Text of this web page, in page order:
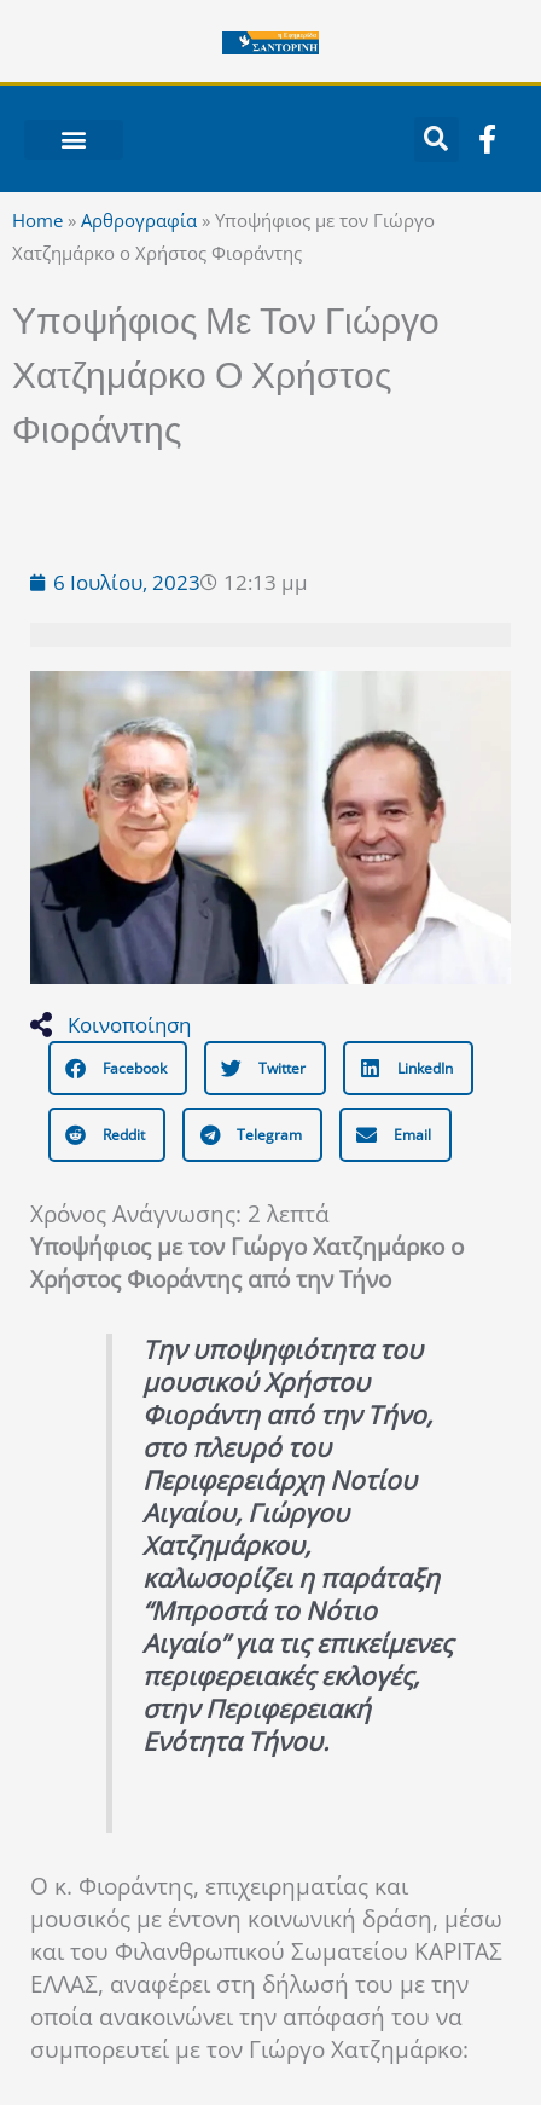
περιεχόμενο
F
a
Home » Αρθρογραφία » Υποψήφιος με τον Γιώργο
Χατζημάρκο ο Χρήστος Φιοράντης
Υποψήφιος Με Τον Γιώργο
Χατζημάρκο Ο Χρήστος
Φιοράντης
6 Ιουλίου, 2023 12:13 μμ
Κοινοποίηση
Facebook Twitter LinkedIn
Reddit Telegram Email
Χρόνος Ανάγνωσης: 2 λεπτά
Υποψήφιος με τον Γιώργο Χατζημάρκο ο
Χρήστος Φιοράντης από την Τήνο
Την υποψηφιότητα του
μουσικού Χρήστου
Φιοράντη από την Τήνο,
στο πλευρό του
Περιφερειάρχη Νοτίου
Αιγαίου, Γιώργου
Χατζημάρκου,
καλωσορίζει η παράταξη
“Μπροστά το Νότιο
Αιγαίο” για τις επικείμενες
περιφερειακές εκλογές,
στην Περιφερειακή
Ενότητα Τήνου.
Ο κ. Φιοράντης, επιχειρηματίας και
μουσικός με έντονη κοινωνική δράση, μέσω
και του Φιλανθρωπικού Σωματείου ΚΑΡΙΤΑΣ
ΕΛΛΑΣ, αναφέρει στη δήλωσή του με την
οποία ανακοινώνει την απόφασή του να
συμπορευτεί με τον Γιώργο Χατζημάρκο: